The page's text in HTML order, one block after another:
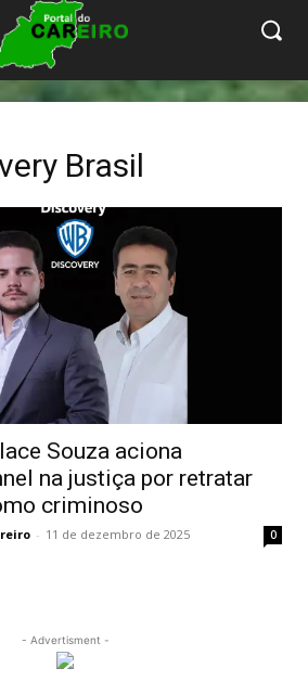
Brasil
Souza aciona
na justiça por retratar
criminoso
- 11 de dezembro de 2025 0
- Advertisment -